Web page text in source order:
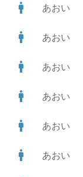
man あおい
man あおい
man あおい
man あおい
man あおい
man あおい